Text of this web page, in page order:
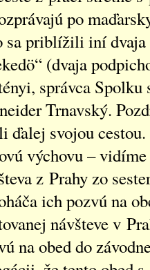
po
sa priblížili iní dvaja
(dvaja
správca
Trnavský.
ďalej svojou
výchovu –
z Prahy zo
ich pozvú na
návšteve v
na obed do